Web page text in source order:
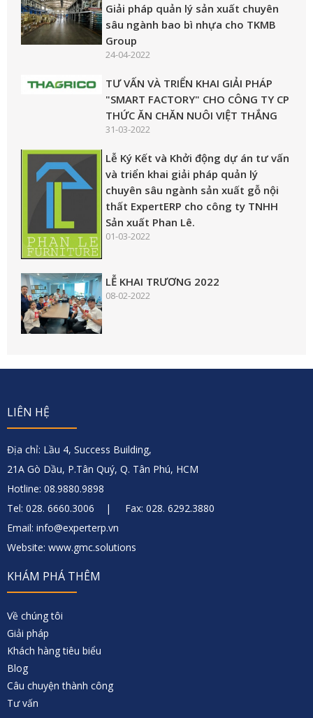
Giải pháp quản lý sản xuất chuyên
sâu ngành bao bì nhựa cho TKMB
Group
24-04-2022
TƯ VẤN VÀ TRIỂN KHAI GIẢI PHÁP
"SMART FACTORY" CHO CÔNG TY CP
THỨC ĂN CHĂN NUÔI VIỆT THẮNG
31-03-2022
Lễ Ký Kết và Khởi động dự án tư vấn
và triển khai giải pháp quản lý
chuyên sâu ngành sản xuất gỗ nội
thất ExpertERP cho công ty TNHH
Sản xuất Phan Lê.
01-03-2022
LỄ KHAI TRƯƠNG 2022
08-02-2022
LIÊN HỆ
Địa chỉ: Lầu 4, Success Building,
21A Gò Dầu, P.Tân Quý, Q. Tân Phú, HCM
Hotline: 08.9880.9898
Tel: 028. 6660.3006 | Fax: 028. 6292.3880
Email: info@experterp.vn
Website: www.gmc.solutions
KHÁM PHÁ THÊM
Về chúng tôi
Giải pháp
Khách hàng tiêu biểu
Blog
Câu chuyện thành công
Tư vấn